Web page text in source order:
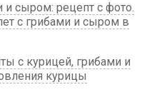
и сыром: рецепт с фото.
с грибами и сыром в
с курицей, грибами и
курицы